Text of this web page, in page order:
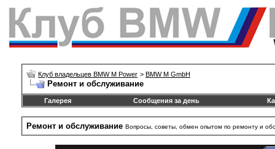
Клуб владельцев BMW M Power > BMW M GmbH
Ремонт и обслуживание
Галерея Сообщения за день
Ремонт и обслуживание Вопросы, советы, обмен опытом по ремонту и